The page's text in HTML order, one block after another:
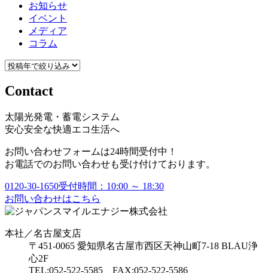
お知らせ
イベント
メディア
コラム
Contact
太陽光発電・蓄電システム
安心安全な快適エコ生活へ
お問い合わせフォームは24時間受付中！
お電話でのお問い合わせも受け付けております。
0120-30-1650受付時間：10:00 ～ 18:30
お問い合わせはこちら
本社／名古屋支店
〒451-0065 愛知県名古屋市西区天神山町7-18 BLAU浄
心2F
TEL:052-522-5585 FAX:052-522-5586